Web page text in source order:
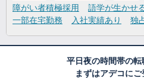
障がい者積極採用
語学が生かせ
一部在宅勤務
入社実績あり 独
平日夜の時間帯の転
まずはアデコに